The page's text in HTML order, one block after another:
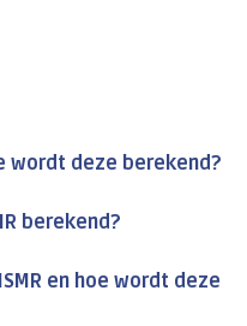
wordt deze berekend?
berekend?
en hoe wordt deze